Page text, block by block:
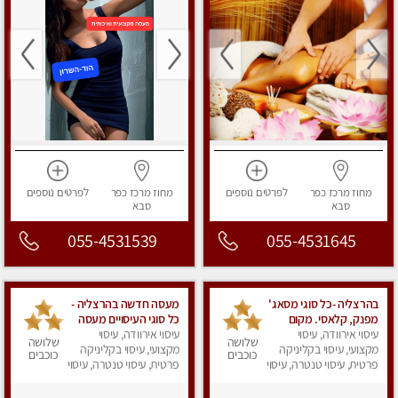
מחוז מרכזכפר
סבא
לפרטים נוספים
055-4531645
מחוז מרכזכפר
סבא
לפרטים נוספים
055-4531539
בהרצליה -כל סוגי מסאג'
מפנק, קלאסי. מקום
פרטי
עיסוי אירוודה, עיסוי
מקצועי, עיסוי בקליניקה
פרטית, עיסוי טנטרה, עיסוי
שלושה
כוכבים
מעסה חדשה בהרצליה -
כל סוגי העיסויים מעסה
מקצועית ואיכותית
פרטי!!!מומלץ לחלוטין!!
אירוח ברמה אחרת
עיסוי אירוודה, עיסוי
מקצועי, עיסוי בקליניקה
פרטית, עיסוי טנטרה, עיסוי
שלושה
כוכבים